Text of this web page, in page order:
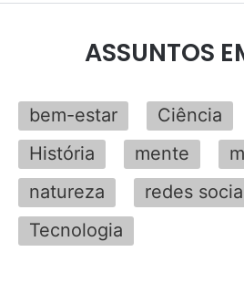
ASSUNTOS
bem-estar Ciência
História
mente
natureza
redes
Tecnologia